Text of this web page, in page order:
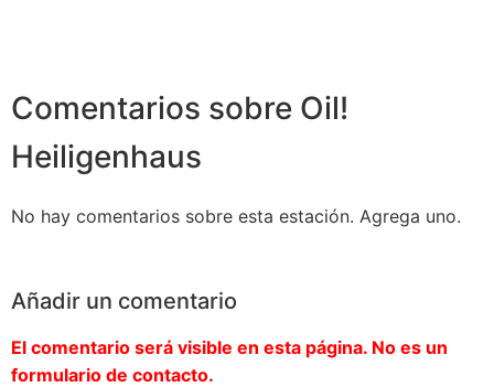
Comentarios sobre Oil!
Heiligenhaus
No hay comentarios sobre esta estación. Agrega uno.
Añadir un comentario
El comentario será visible en esta página. No es un
formulario de contacto.